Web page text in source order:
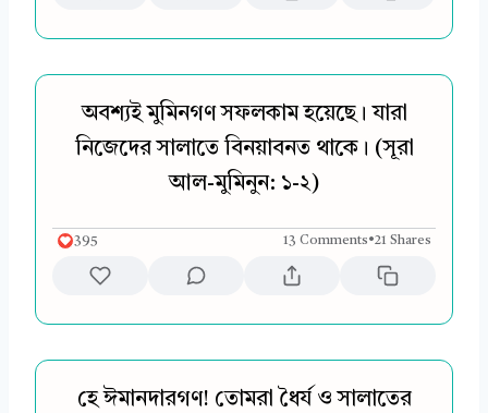
অবশ্যই মুমিনগণ সফলকাম হয়েছে। যারা
নিজেদের সালাতে বিনয়াবনত থাকে। (সূরা
আল-মুমিনুন: ১-২)
395 13 Comments•21 Shares
হে ঈমানদারগণ! তোমরা ধৈর্য ও সালাতের